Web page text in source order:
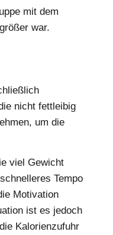
mit dem
war.
nicht fettleibig
um die
viel Gewicht
Tempo
Motivation
ist es jedoch
Kalorienzufuhr